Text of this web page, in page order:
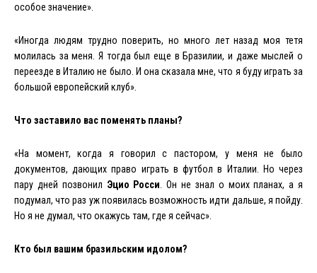
особое значение».
«Иногда людям трудно поверить, но много лет назад моя тетя
молилась за меня. Я тогда был еще в Бразилии, и даже мыслей о
переезде в Италию не было. И она сказала мне, что я буду играть за
большой европейский клуб».
Что заставило вас поменять планы?
«На момент, когда я говорил с пастором, у меня не было
документов, дающих право играть в футбол в Италии. Но через
пару дней позвонил Эцио Росси . Он не знал о моих планах, а я
подумал, что раз уж появилась возможность идти дальше, я пойду.
Но я не думал, что окажусь там, где я сейчас».
Кто был вашим бразильским идолом?